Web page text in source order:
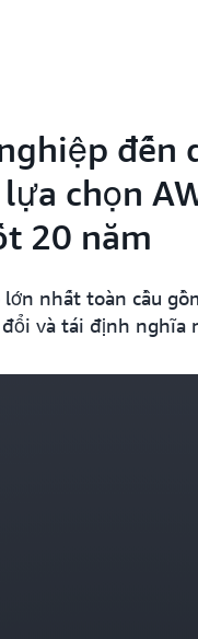
đến
chọn
20 năm
nhất toàn cầu
và tái định nghĩa